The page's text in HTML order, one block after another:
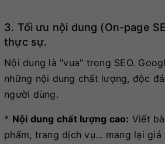
3. Tối ưu nội dung (On-page
thực sự.
Nội dung là "vua" trong SEO.
những nội dung chất lượng, độc
người dùng.
* Nội dung chất lượng cao: Viết
phẩm, trang dịch vụ... mang lại